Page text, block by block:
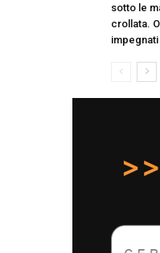
sotto le
crollata.
impegnati